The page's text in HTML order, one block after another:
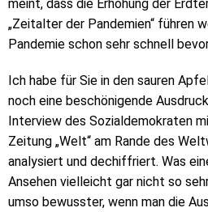
meint, dass die Erhöhung der
„Zeitalter der Pandemien“ führen
Pandemie schon sehr schnell
Ich habe für Sie in den sauren
noch eine beschönigende
Interview des Sozialdemokraten
Zeitung „Welt“ am Rande des
analysiert und dechiffriert. Was
Ansehen vielleicht gar nicht so
umso bewusster, wenn man die